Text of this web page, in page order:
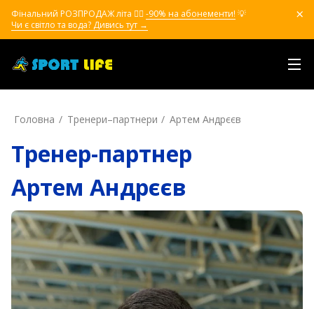
Фінальний РОЗПРОДАЖ літа ❤️‍🔥 -90% на абонементи! 💡
Чи є світло та вода? Дивись тут →
Головна Тренери–партнери Артем Андрєєв
Тренер-партнер
Артем Андрєєв